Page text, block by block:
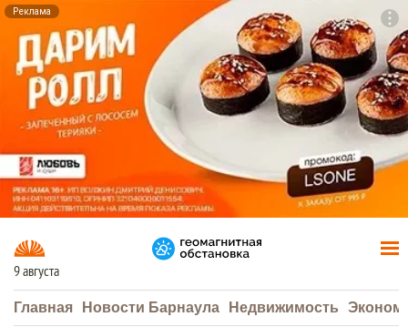
Реклама
9 августа
Главная Новости Барнаула Недвижимость